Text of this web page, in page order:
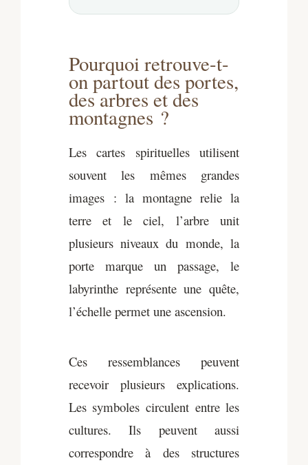
Pourquoi retrouve-t-
on partout des portes,
des arbres et des
montagnes ?
Les cartes spirituelles utilisent
souvent les mêmes grandes
images : la montagne relie la
terre et le ciel, l’arbre unit
plusieurs niveaux du monde, la
porte marque un passage, le
labyrinthe représente une quête,
l’échelle permet une ascension.
Ces ressemblances peuvent
recevoir plusieurs explications.
Les symboles circulent entre les
cultures. Ils peuvent aussi
correspondre à des structures